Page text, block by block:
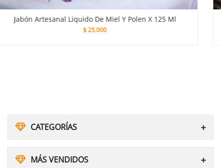
CATEGORÍAS
MÁS VENDIDOS
Ml Miel De Abeja X 200g